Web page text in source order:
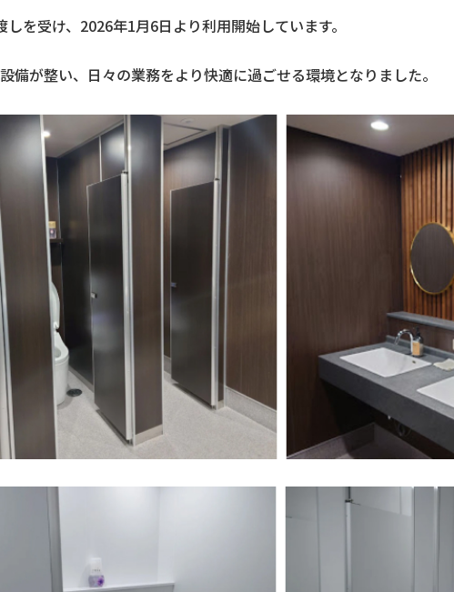
を受け、2026年1月6日より利用開始しています。
備が整い、日々の業務をより快適に過ごせる環境となりました。